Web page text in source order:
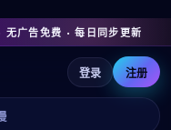
广告免费 · 每日同步更新
登录 注册